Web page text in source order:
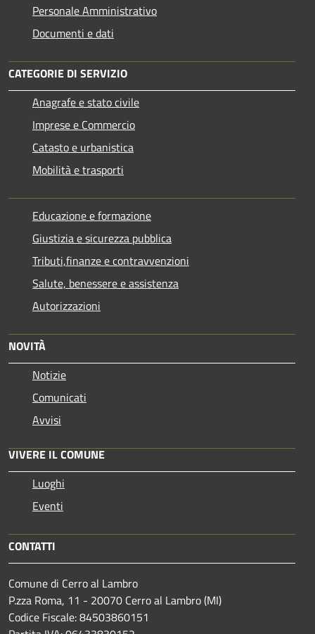
Personale Amministrativo
Documenti e dati
CATEGORIE DI SERVIZIO
Anagrafe e stato civile
Imprese e Commercio
Catasto e urbanistica
Mobilità e trasporti
Educazione e formazione
Giustizia e sicurezza pubblica
Tributi,finanze e contravvenzioni
Salute, benessere e assistenza
Autorizzazioni
NOVITÀ
Notizie
Comunicati
Avvisi
VIVERE IL COMUNE
Luoghi
Eventi
CONTATTI
Comune di Cerro al Lambro
P.zza Roma, 11 - 20070 Cerro al Lambro (MI)
Codice Fiscale: 84503860151